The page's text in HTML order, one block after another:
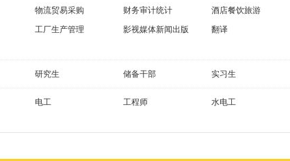
物流贸易采购 财务审计统计 酒店餐饮旅游
工厂生产管理 影视媒体新闻出版 翻译
研究生 储备干部 实习生
电工 工程师 水电工